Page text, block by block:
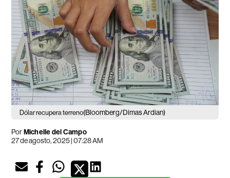
Dólar recupera terreno(Bloomberg/Dimas Ardian)
PorMichelle del Campo
27 de agosto, 2025 | 07:28 AM